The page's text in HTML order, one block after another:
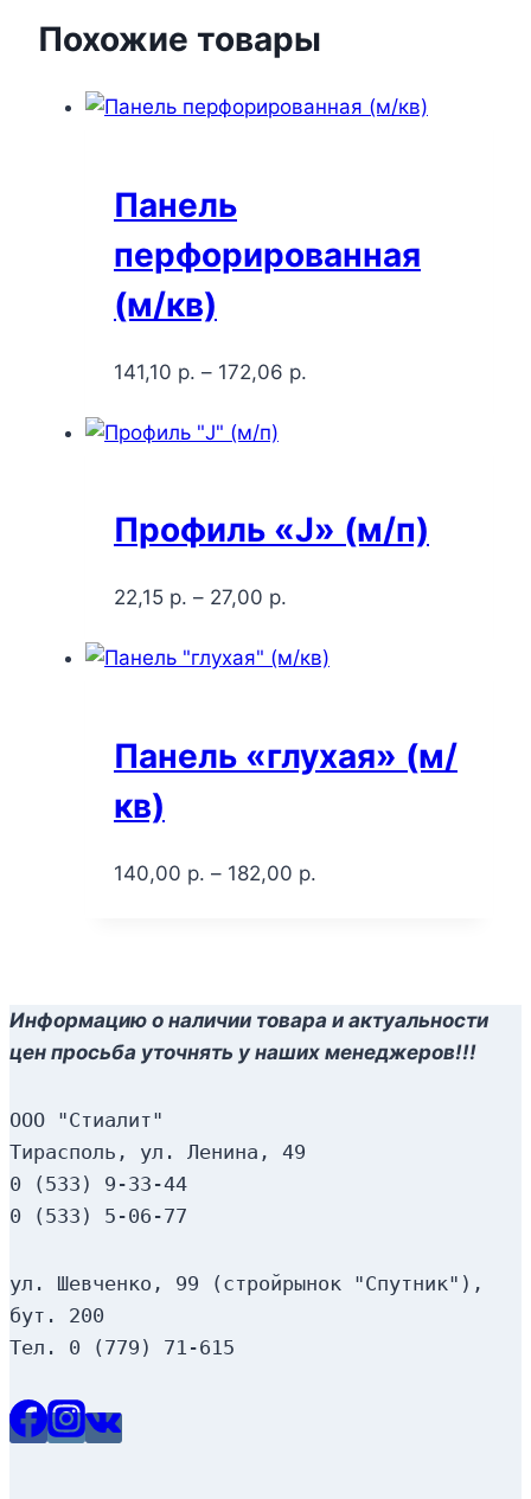
Похожие товары
Панель
перфорированная
(м/кв)
141,10 р. – 172,06 р.
Профиль «J» (м/п)
22,15 р. – 27,00 р.
Панель «глухая» (м/
кв)
140,00 р. – 182,00 р.
Информацию о наличии товара и актуальности
цен просьба уточнять у наших менеджеров!!!
ООО "Стиалит"
Тирасполь, ул. Ленина, 49
0 (533) 9-33-44
0 (533) 5-06-77
ул. Шевченко, 99 (стройрынок "Спутник"),
бут. 200
Тел. 0 (779) 71-615